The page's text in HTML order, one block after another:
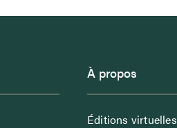
À propos
Éditions virtuelles